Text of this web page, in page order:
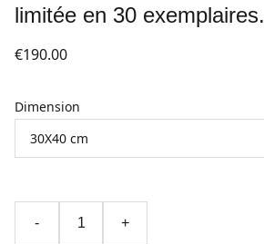
limitée en 30 exemplaires.
€190.00
Dimension
- +